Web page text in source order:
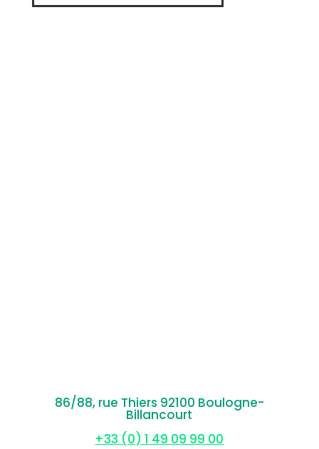
86/88, rue Thiers 92100 Boulogne-
Billancourt
+33 (0) 1 49 09 99 00